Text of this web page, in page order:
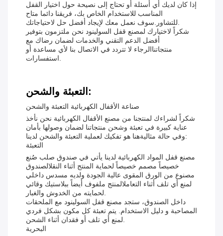
إذا كان لديك أي أسئلة أو تحتاج إلى نصيحة حول اختيار القفل
المناسب للاستخدام الخاص بك، فريقنا دائما متاح
للتشاور.سوف نعمل معك لإيجاد أفضل حل لاحتياجاتك.
شكراً لاختيارك لمصنع قفل السولينود نحن ملتزمون بتوفير
أفضل الدعم التقني والخدمات لضمان رضاك مع
منتجاتناالرجاء لا تتردد في الاتصال بنا لأي مساعدة أو
استفسارات.
التعبئة والشحن:
صناعة الأقفال الكهربائية التعبئة والشحن
شكراً لشراءك لمنتجنا من مصنع الأقفال الكهربائية نحن نأخذ
عناية كبيرة في تعبئة وشحن منتجاتنا لضمان وصولها بأمان
وفي حالة مثاليةهنا هو تفكيك لعملية التعبئة والشحن لدينا:
التعبئة
مصنع قفل المواد الكهربائية لدينا يأتي في صندوق صلب صُنع
خصيصاً مصمم خصيصاً لحماية المنتج أثناء النقلالصندوق
مصنوع من الورق المقوى عالية الجودة ولديه مسدس داخلي
لمنع أي تلف أثناء التعاملالمنتج ملفوف أيضاً ببلاستيك وقائي
لحمايته من الخدوش والغبار.
داخل الصندوق، ستجد مصنع قفل السولينود مع الملحقات
المصاحبة و دليل الاستخدام. يتم تعبئة كل مكون بشكل فردي
لمنع أي تلف أو فقدان أثناء الشحن.
البحرية